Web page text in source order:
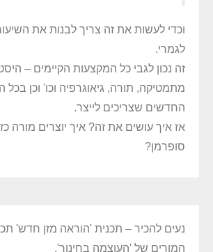
וכדי לעשות את זה צריך לבנות את
לגמרי.
זה נכון לגבי כל המקצעות הקיימים –
מתמטיקה, תורה, גיאוגרפיה וכו' וכן בכל
החדשים שצריכים לייצר.
אז איך עושים את זה? איך יוצרים מורה
סופרמן?
נעים להכיר – תכנית 'הוראה מזן חדש'
המורים של 'העוצמה בחינוך'.